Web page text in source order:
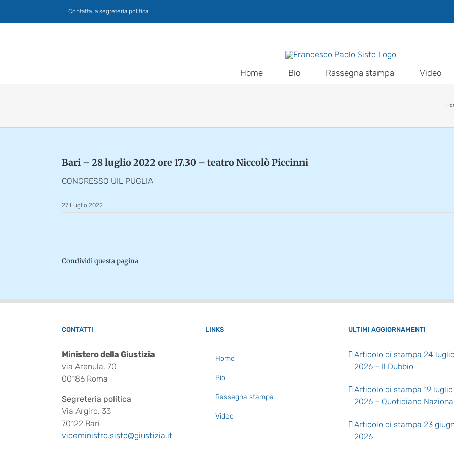
Contatta la segreteria politica
Home Bio Rassegna stampa Video
Bari – 28 luglio 2022 ore 17.30 – teatro Niccolò Piccinni
CONGRESSO UIL PUGLIA
27 Luglio 2022
Condividi questa pagina
CONTATTI
Ministero della Giustizia
via Arenula, 70
00186 Roma
Segreteria politica
Via Argiro, 33
70122 Bari
viceministro.sisto@giustizia.it
LINKS
Home
Bio
Rassegna stampa
Video
ULTIMI AGGIORNAMENTI
Articolo di stampa 24 luglio
2026 – Il Dubbio
Articolo di stampa 19 luglio
2026 – Quotidiano
Articolo di stampa 23
2026